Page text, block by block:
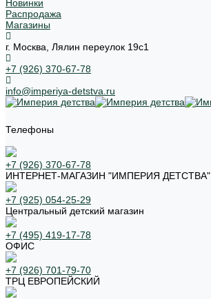
Новинки
Распродажа
Магазины
г. Москва, Лялин переулок 19с1
+7 (926) 370-67-78
info@imperiya-detstva.ru
Телефоны
+7 (926) 370-67-78
ИНТЕРНЕТ-МАГАЗИН "ИМПЕРИЯ ДЕТСТВА"
+7 (925) 054-25-29
Центральный детский магазин
+7 (495) 419-17-78
ОФИС
+7 (926) 701-79-70
ТРЦ ЕВРОПЕЙСКИЙ